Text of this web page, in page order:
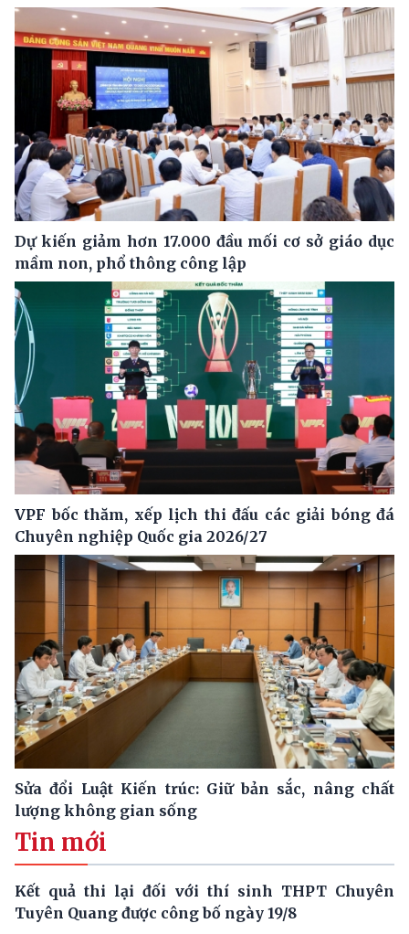
Dự kiến giảm hơn 17.000 đầu mối cơ sở giáo dục
mầm non, phổ thông công lập
VPF bốc thăm, xếp lịch thi đấu các giải bóng đá
Chuyên nghiệp Quốc gia 2026/27
Sửa đổi Luật Kiến trúc: Giữ bản sắc, nâng chất
lượng không gian sống
Tin mới
Kết quả thi lại đối với thí sinh THPT Chuyên
Tuyên Quang được công bố ngày 19/8